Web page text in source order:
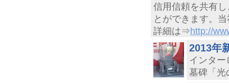
信用信頼を共有
とができます。
詳細は⇒http://
2013年
インタ
墓碑「光